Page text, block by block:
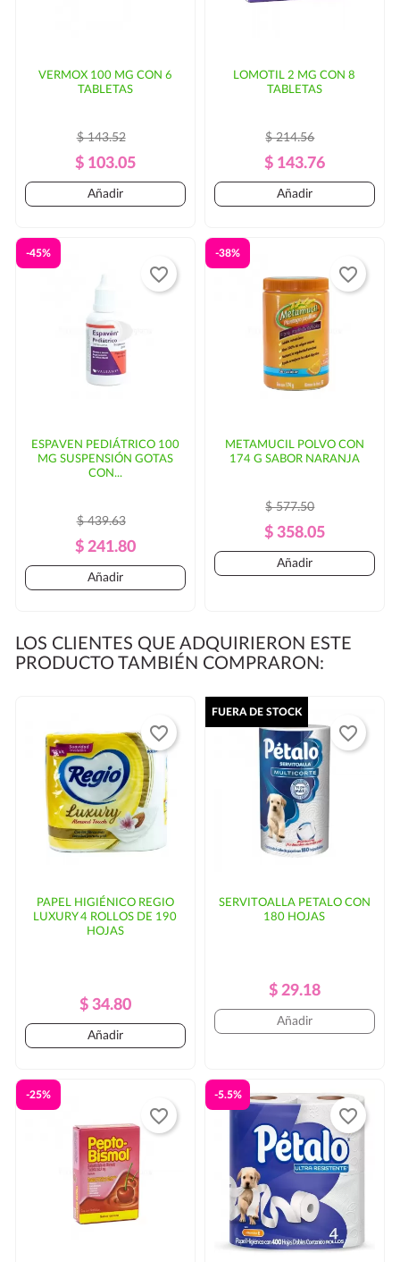
VERMOX 100 MG CON 6
TABLETAS
Precio
Regular
$ 143.52
Precio
$ 103.05
Añadir
LOMOTIL 2 MG CON 8
TABLETAS
Precio
Regular
$ 214.56
Precio
$ 143.76
Añadir
ESPAVEN PEDIÁTRICO 100
MG SUSPENSIÓN GOTAS
CON...
Precio
Regular
$ 439.63
Precio
$ 241.80
-45%
Añadir
favorite_border
METAMUCIL POLVO CON
174 G SABOR NARANJA
Precio
Regular
$ 577.50
Precio
$ 358.05
-38%
Añadir
favorite_border
LOS CLIENTES QUE ADQUIRIERON ESTE
PRODUCTO TAMBIÉN COMPRARON:
PAPEL HIGIÉNICO REGIO
LUXURY 4 ROLLOS DE 190
HOJAS
Precio
Regular
Precio
$ 34.80
Añadir
favorite_border
SERVITOALLA PETALO CON
180 HOJAS
Precio
Regular
Precio
$ 29.18
FUERA DE STOCK
Añadir
favorite_border
-25%
favorite_border
-5.5%
favorite_border